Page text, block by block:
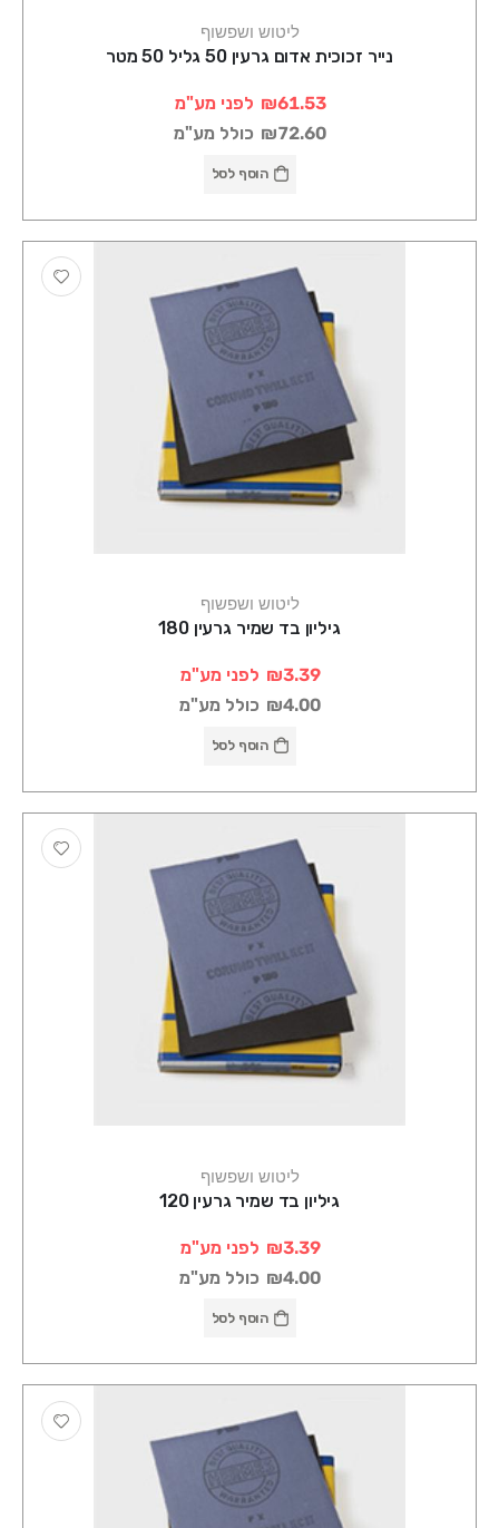
ליטוש ושפשוף
נייר זכוכית אדום גרעין 50 גליל 50 מטר
₪61.53 לפני מע"מ
₪72.60 כולל מע"מ
הוסף לסל
ליטוש ושפשוף
גיליון בד שמיר גרעין 180
₪3.39 לפני מע"מ
₪4.00 כולל מע"מ
הוסף לסל
ליטוש ושפשוף
גיליון בד שמיר גרעין 120
₪3.39 לפני מע"מ
₪4.00 כולל מע"מ
הוסף לסל